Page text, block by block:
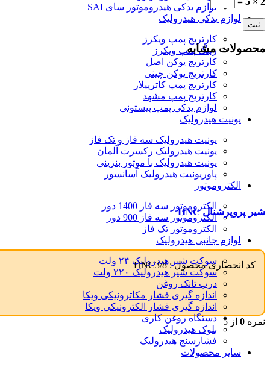
لوازم یدکی هیدروموتور سای SAI
لوازم یدکی هیدرولیک
کارتریج پمپ ویکرز
رینگ پمپ ویکرز
کارتریج یوکن اصل
کارتریج یوکن چینی
کارتریج پمپ کاترپیلار
کارتریج پمپ مشهد
لوازم یدکی پمپ پیستونی
یونیت هیدرولیک
یونیت هیدرولیک سه فاز و تک فاز
یونیت هیدرولیک رکسرت آلمان
یونیت هیدرولیک با موتور بنزینی
پاوریونیت هیدرولیک آسانسور
الکتروموتور
الکتروموتور سه فاز 1400 دور
الکتروموتور سه فاز 900 دور
الکتروموتور تک فاز
لوازم جانبی هیدرولیک
سوکت شیر هیدرولیک ۲۴ ولت
سوکت شیر هیدرولیک ۲۲۰ ولت
درب تانک روغن
اندازه گیری فشار مکاترونیکی ویکا
اندازه گیری فشار الکترونیکی ویکا
دستگاه روغن کاری
بلوک هیدرولیک
فشارسنج هیدرولیک
سایر محصولات
محصولات مشابه
شیر پروپرشنال HNC
کد انحصاری محصول :HNC3/8
نمره 0 از 5